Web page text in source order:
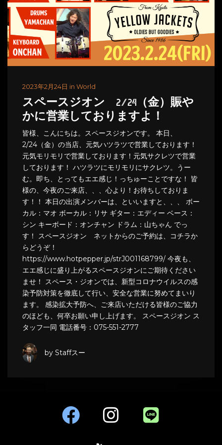
2023年2月24日 in World
スペースジオン 2/24（金）賑や
かに営業しておりますよ！
皆様、こんにちは。スペースジオンです。 本日、
2/24（金）の当店、元気ハツラツで営業しております！
元気モリモリで営業しております！元気サクレツで営業
しております！ ハツラツにモリモリにサクレツ。うー
む。即ち、とってもエエ感じ！っちゅーことですな！ 皆
様の、今夜のご来店、、、心より！お待ちしておりま
す！！ 本日の出演メンバーは、といいますと、、、 ボー
カル：マオ ボーカル：リサ ギター：エディー ベース：
シン キーボード：オンチャン ドラム：山ちゃん でっ
す！ スペースジオン ネットからのご予約は、コチラか
らどうぞ！
https://www.hotpepper.jp/strJ001168799/ 今夜も、
エエ感じに盛り上がるスペースジオンにご期待ください
ませ！ スペース・ジオンでは、新型コロナウイルスの感
染予防対策を徹底して行い、安全な営業に努めてまいり
ます。 感染拡大予防へ、ご来店いただける皆様のご協力
のほども、何卒お願い申し上げます。 スペースジオン ス
タッフ一同 電話番号：075-551-2777
by Staffスー